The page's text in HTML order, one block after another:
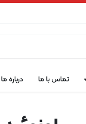
تماس با ما درباره ما